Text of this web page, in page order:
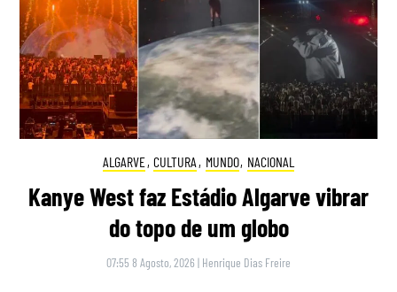
ALGARVE, CULTURA , MUNDO, NACIONAL
Kanye West faz Estádio Algarve vibrar
do topo de um globo
07:55 8 Agosto, 2026 | Henrique Dias Freire